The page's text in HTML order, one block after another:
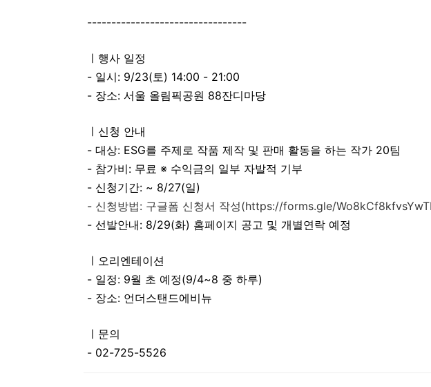
---------------------------------
ㅣ행사 일정
- 일시: 9/23(토) 14:00 - 21:00
- 장소: 서울 올림픽공원 88잔디마당
ㅣ신청 안내
- 대상: ESG를 주제로 작품 제작 및 판매 활동을 하는 작가 20팀
- 참가비: 무료 ※ 수익금의 일부 자발적 기부
- 신청기간: ~ 8/27(일)
- 신청방법: 구글폼 신청서 작성(https://forms.gle/
- 선발안내: 8/29(화) 홈페이지 공고 및 개별연락 예정
ㅣ오리엔테이션
- 일정: 9월 초 예정(9/4~8 중 하루)
- 장소: 언더스탠드에비뉴
ㅣ문의
- 02-725-5526